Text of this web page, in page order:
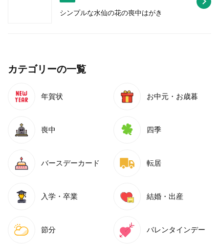
シンプルな水仙の花の喪中はがき
カテゴリーの一覧
年賀状 お中元・お歳暮
喪中 四季
バースデーカード 転居
入学・卒業 結婚・出産
節分 バレンタインデー